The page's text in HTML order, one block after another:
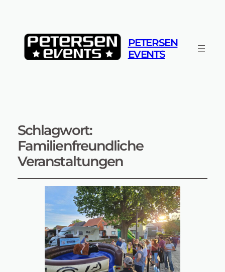
PETERSEN
EVENTS
Schlagwort:
Familienfreundliche
Veranstaltungen